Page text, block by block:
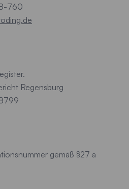
760
Regensburg
gemäß §27 a